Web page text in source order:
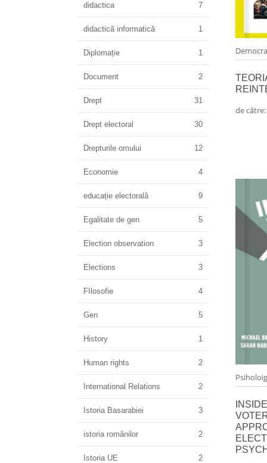
de către:
didactica 7
didactică informatică 1
Diplomație 1
Document 2
Drept 31
Drept electoral 30
Drepturile omului 12
Economie 4
educație electorală 9
Egalitate de gen 5
Election observation 3
Elections 3
FIlosofie 4
Gen 5
History 1
Human rights 2
International Relations 2
Istoria Basarabiei 3
istoria românilor 2
Istoria UE 2